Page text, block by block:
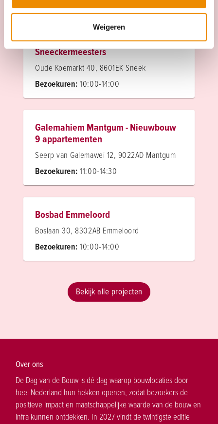
Weigeren
Projecten in de buurt
Sneeckermeesters
Oude Koemarkt 40, 8601EK Sneek
Bezoekuren: 10:00-14:00
Galemahiem Mantgum - Nieuwbouw
9 appartementen
Seerp van Galemawei 12, 9022AD Mantgum
Bezoekuren: 11:00-14:30
Bosbad Emmeloord
Boslaan 30, 8302AB Emmeloord
Bezoekuren: 10:00-14:00
Bekijk alle projecten
Over ons
De Dag van de Bouw is dé dag waarop bouwlocaties door
heel Nederland hun hekken openen, zodat bezoekers de
positieve impact en maatschappelijke waarde van de bouw en
infra kunnen ontdekken. In 2027 vindt de twintigste editie